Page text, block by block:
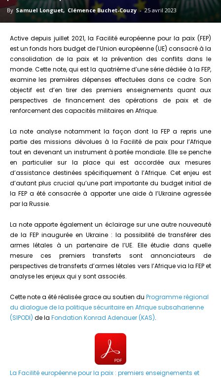
By Samuel Longuet Clémence Buchet-Couzy - 25 avril 2023
Active depuis juillet 2021, la Facilité européenne pour la paix (FEP)
est un fonds hors budget de l’Union européenne (UE) consacré à la
consolidation de la paix et la prévention des conflits dans le
monde. Cette note, qui est la quatrième d’une série dédiée à la FEP,
examine les premières dépenses effectuées dans ce cadre. Son
objectif est d’en tirer des premiers enseignements quant aux
perspectives de financement des opérations de paix et de
renforcement des capacités militaires en Afrique.
La note analyse notamment la façon dont la FEP a repris une
partie des missions dévolues à la Facilité de paix pour l’Afrique
tout en devenant un instrument à portée mondiale. Elle se penche
en particulier sur la place qui est accordée aux mesures
d’assistance destinées spécifiquement à l’Afrique. Cet enjeu est
d’autant plus crucial qu’une part importante du budget initial de
la FEP a été consacrée à apporter une aide à l’Ukraine agressée
par la Russie.
La note apporte également un éclairage sur une autre nouveauté
de la FEP inaugurée en Ukraine : la possibilité de transférer des
armes létales à un partenaire de l’UE. Elle étudie dans quelle
mesure ces premiers transferts sont annonciateurs de
perspectives de transferts d’armes létales vers l’Afrique via la FEP et
analyse les enjeux qui y sont associés.
Cette note a été réalisée grace au soutien du Programme régional
du dialogue de la politique sécuritaire en Afrique subsaharienne
(SIPODI) de la Fondation Konrad Adenauer (KAS).
La Facilité européenne pour la paix : premiers enseignements et